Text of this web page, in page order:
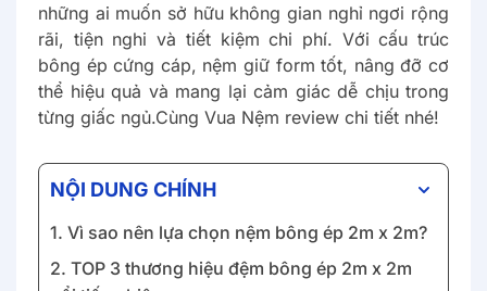
những ai muốn sở hữu không gian nghỉ ngơi rộng
rãi, tiện nghi và tiết kiệm chi phí. Với cấu trúc
bông ép cứng cáp, nệm giữ form tốt, nâng đỡ cơ
thể hiệu quả và mang lại cảm giác dễ chịu trong
từng giấc ngủ.Cùng Vua Nệm review chi tiết nhé!
NỘI DUNG CHÍNH
1. Vì sao nên lựa chọn nệm bông ép 2m x 2m?
2. TOP 3 thương hiệu đệm bông ép 2m x 2m